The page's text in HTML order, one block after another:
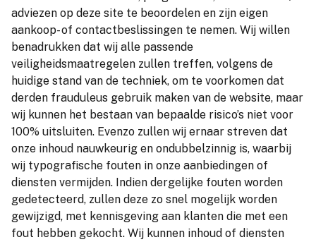
adviezen op deze site te beoordelen en zijn eigen
aankoop- of contactbeslissingen te nemen. Wij willen
benadrukken dat wij alle passende
veiligheidsmaatregelen zullen treffen, volgens de
huidige stand van de techniek, om te voorkomen dat
derden frauduleus gebruik maken van de website, maar
wij kunnen het bestaan van bepaalde risico’s niet voor
100% uitsluiten. Evenzo zullen wij ernaar streven dat
onze inhoud nauwkeurig en ondubbelzinnig is, waarbij
wij typografische fouten in onze aanbiedingen of
diensten vermijden. Indien dergelijke fouten worden
gedetecteerd, zullen deze zo snel mogelijk worden
gewijzigd, met kennisgeving aan klanten die met een
fout hebben gekocht. Wij kunnen inhoud of diensten